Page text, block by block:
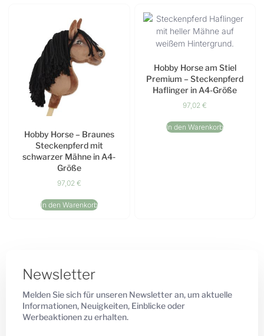
Hobby Horse – Braunes
Steckenpferd mit
schwarzer Mähne in A4-
Größe
97,02 €
In den Warenkorb
Hobby Horse am Stiel
Premium – Steckenpferd
Haflinger in A4-Größe
97,02€
In den Warenkorb
Newsletter
Melden Sie sich für unseren Newsletter an, um aktuelle
Informationen, Neuigkeiten, Einblicke oder
Werbeaktionen zu erhalten.